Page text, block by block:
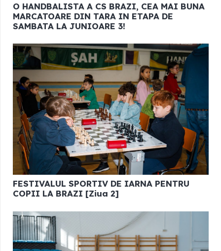
O HANDBALISTA A CS BRAZI, CEA MAI BUNA
MARCATOARE DIN TARA IN ETAPA DE
SAMBATA LA JUNIOARE 3!
FESTIVALUL SPORTIV DE IARNA PENTRU
COPII LA BRAZI [Ziua 2]